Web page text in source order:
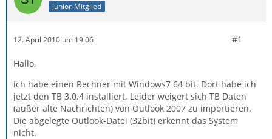
Junior-Mitglied
12. April 2010 um 19:06 #1
Hallo,
ich habe einen Rechner mit Windows7 64 bit. Dort habe ich
jetzt den TB 3.0.4 installiert. Leider weigert sich TB Daten
(außer alte Nachrichten) von Outlook 2007 zu importieren.
Die abgelegte Outlook-Datei (32bit) erkennt das System
nicht.